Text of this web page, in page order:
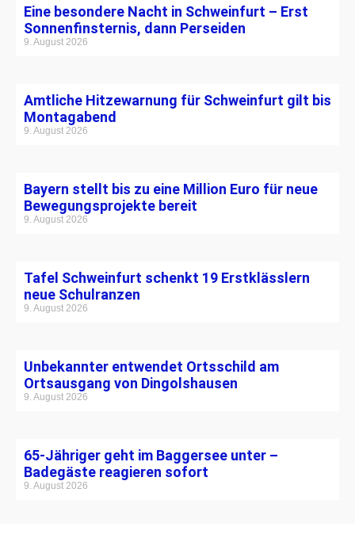
Eine besondere Nacht in Schweinfurt – Erst
Sonnenfinsternis, dann Perseiden
9. August 2026
Amtliche Hitzewarnung für Schweinfurt gilt bis
Montagabend
9. August 2026
Bayern stellt bis zu eine Million Euro für neue
Bewegungsprojekte bereit
9. August 2026
Tafel Schweinfurt schenkt 19 Erstklässlern
neue Schulranzen
9. August 2026
Unbekannter entwendet Ortsschild am
Ortsausgang von Dingolshausen
9. August 2026
65-Jähriger geht im Baggersee unter –
Badegäste reagieren sofort
9. August 2026